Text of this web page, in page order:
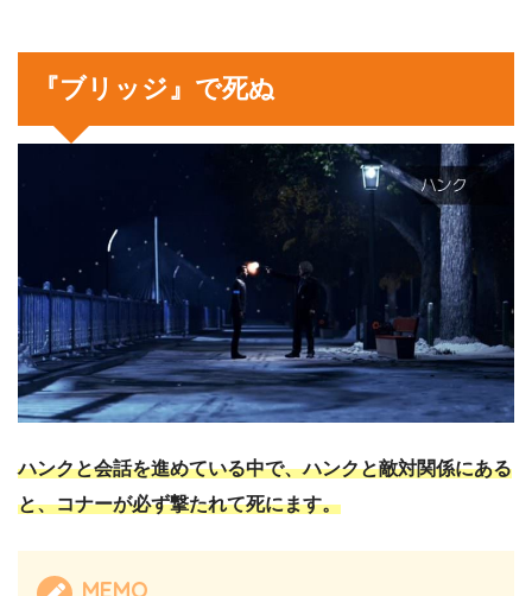
『ブリッジ』で死ぬ
ハンクと会話を進めている中で、ハンクと敵対関係にある
と、コナーが必ず撃たれて死にます。